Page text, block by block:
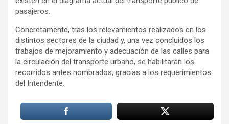
pasajeros.
Concretamente, tras los relevamientos realizados en los
distintos sectores de la ciudad y, una vez concluidos los
trabajos de mejoramiento y adecuación de las calles para
la circulación del transporte urbano, se habilitarán los
recorridos antes nombrados, gracias a los requerimientos
del Intendente.